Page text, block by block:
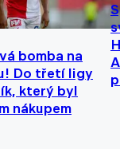
bomba na
Do třetí ligy
který byl
nákupem